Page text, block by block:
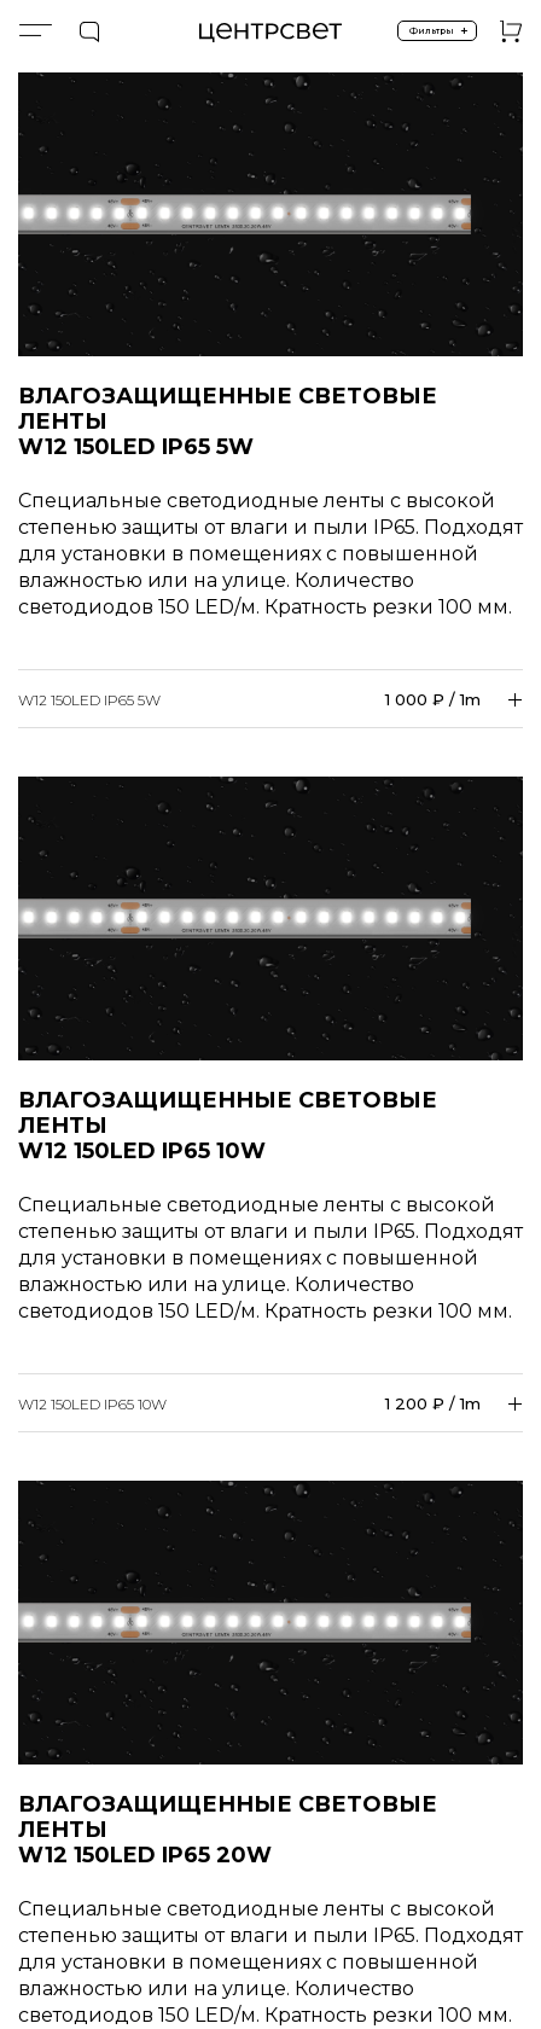
Фильтры +
ВЛАГОЗАЩИЩЕННЫЕ СВЕТОВЫЕ
ЛЕНТЫ
W12 150LED IP65 5W
Специальные светодиодные ленты с высокой
степенью защиты от влаги и пыли IP65. Подходят
для установки в помещениях с повышенной
влажностью или на улице. Количество
светодиодов 150 LED/м. Кратность резки 100 мм.
W12 150LED IP65 5W 1 000 ₽ / 1m
ВЛАГОЗАЩИЩЕННЫЕ СВЕТОВЫЕ
ЛЕНТЫ
W12 150LED IP65 10W
Специальные светодиодные ленты с высокой
степенью защиты от влаги и пыли IP65. Подходят
для установки в помещениях с повышенной
влажностью или на улице. Количество
светодиодов 150 LED/м. Кратность резки 100 мм.
W12 150LED IP65 10W 1 200 ₽ / 1m
ВЛАГОЗАЩИЩЕННЫЕ СВЕТОВЫЕ
ЛЕНТЫ
W12 150LED IP65 20W
Специальные светодиодные ленты с высокой
степенью защиты от влаги и пыли IP65. Подходят
для установки в помещениях с повышенной
влажностью или на улице. Количество
светодиодов 150 LED/м. Кратность резки 100 мм.